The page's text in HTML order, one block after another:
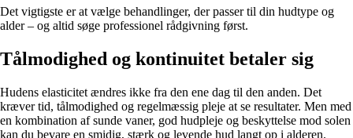
Det vigtigste er at vælge behandlinger, der passer til din hudtype og
alder – og altid søge professionel rådgivning først.
Tålmodighed og kontinuitet betaler sig
Hudens elasticitet ændres ikke fra den ene dag til den anden. Det
kræver tid, tålmodighed og regelmæssig pleje at se resultater. Men med
en kombination af sunde vaner, god hudpleje og beskyttelse mod solen
kan du bevare en smidig, stærk og levende hud langt op i alderen.